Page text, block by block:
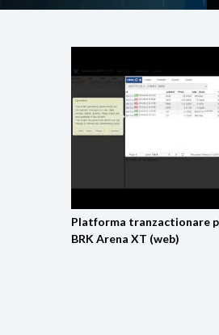
Platforma tranzactionare
BRK Arena XT (web)